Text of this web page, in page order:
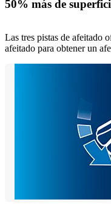
50% más de
Las tres pistas de afeitado
afeitado para obtener un